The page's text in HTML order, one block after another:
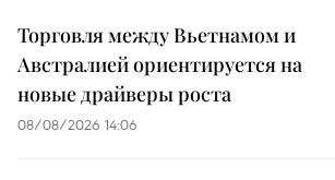
Торговля между Вьетнамом и
Австралией ориентируется на
новые драйверы роста
08/08/2026 14:06